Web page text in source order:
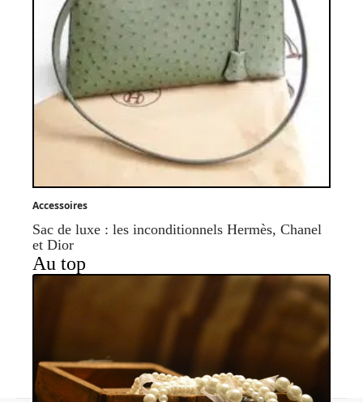
Accessoires
Sac de luxe : les inconditionnels Hermès, Chanel
et Dior
Au top